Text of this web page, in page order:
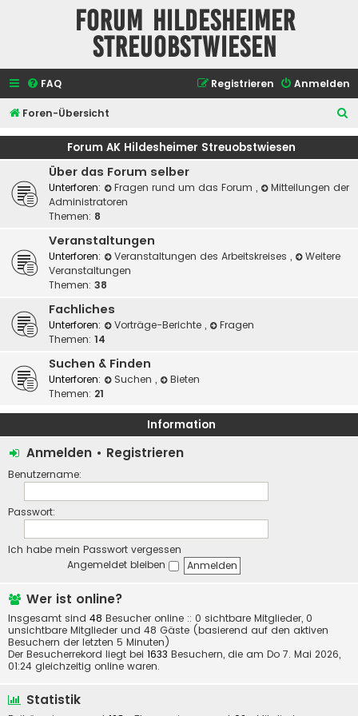
Forum Hildesheimer
Streuobstwiesen
FAQ Anmelden
Registrieren
Foren-Übersicht
u
Forum AK Hildesheimer Streuobstwiesen
Über das Forum selber
Unterforen: Fragen rund um das Forum ,
Mitteilungen der
Administratoren
Themen: 8
Veranstaltungen
Unterforen: Veranstaltungen des Arbeitskreises ,
Weitere
Veranstaltungen
Themen: 38
Fachliches
Unterforen: Vorträge-Berichte ,
Fragen
Themen: 14
Suchen & Finden
Unterforen: Suchen ,
Bieten
Themen: 21
Information
Anmelden • Registrieren
Benutzername:
Passwort:
Ich habe mein Passwort vergessen
Angemeldet bleiben
Wer ist online?
Insgesamt sind 48 Besucher online :: 0 sichtbare Mitglieder, 0
unsichtbare Mitglieder und 48 Gäste (basierend auf den aktiven
Besuchern der letzten 5 Minuten)
Der Besucherrekord liegt bei 1633 Besuchern, die am Do 7. Mai 2026,
01:24 gleichzeitig online waren.
Statistik